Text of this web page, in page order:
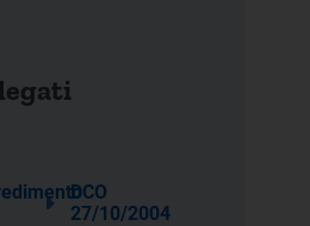
DCO
27/10/2004